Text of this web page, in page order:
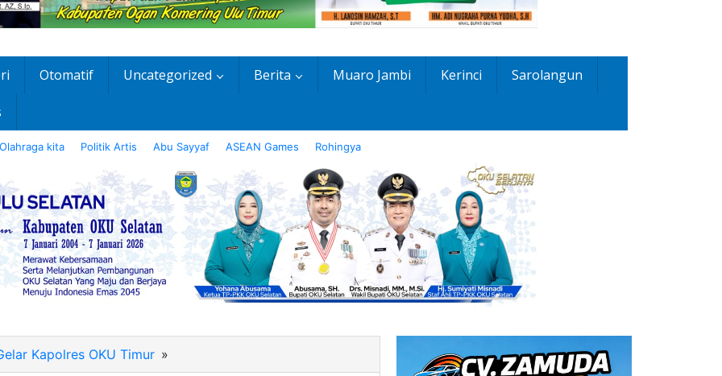
Otomatif Uncategorized Berita Muaro Jambi Kerinci Sarolangun
Olahraga kita Politik Artis Abu Sayyaf ASEAN Games Rohingya
Kapolres OKU Timur »